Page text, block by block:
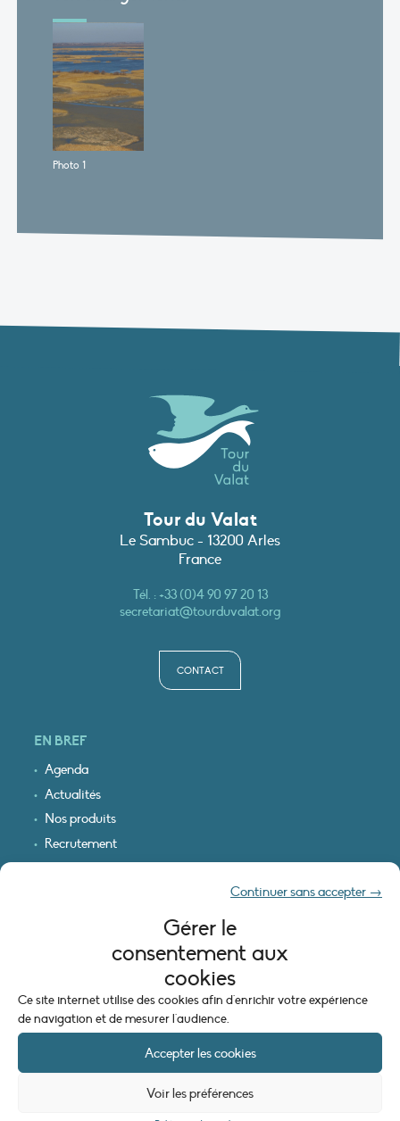
Gérer le
consentement aux
cookies
Ce site internet utilise des cookies afin d'enrichir votre expérience
de navigation et de mesurer l'audience.
Accepter les cookies
Continuer sans accepter →
Voir les préférences
Photo 1
Tour du Valat
Le Sambuc - 13200 Arles
France
Tél. :+33 (0)4 90 97 20 13
secretariat@tourduvalat.org
CONTACT
EN BREF
Agenda
Actualités
Nos produits
Recrutement
Recevoir nos infos
INFORMATIONS LÉGALES
Mentions légales
Politique de cookies (UE)